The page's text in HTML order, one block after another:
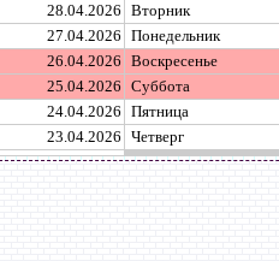
28.04.2026 Вторник
27.04.2026 Понедельник
26.04.2026 Воскресенье
25.04.2026 Суббота
24.04.2026 Пятница
23.04.2026 Четверг